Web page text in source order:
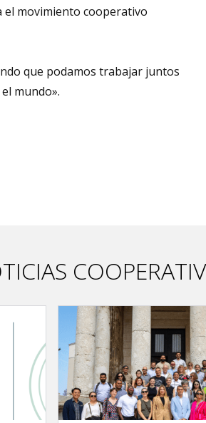
el movimiento cooperativo
que podamos trabajar juntos
mundo».